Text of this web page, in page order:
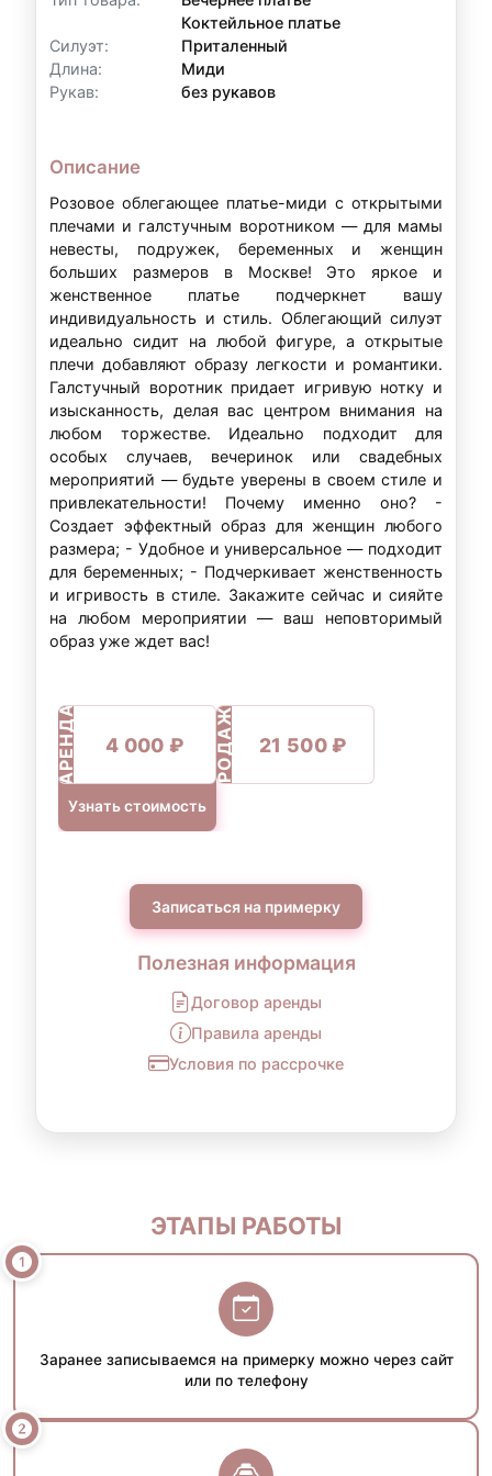
Коктейльное платье
Силуэт:
Приталенный
Длина:
Миди
Рукав:
без рукавов
Описание
Розовое облегающее платье-миди с открытыми
плечами и галстучным воротником — для мамы
невесты, подружек, беременных и женщин
больших размеров в Москве! Это яркое и
женственное платье подчеркнет вашу
индивидуальность и стиль. Облегающий силуэт
идеально сидит на любой фигуре, а открытые
плечи добавляют образу легкости и романтики.
Галстучный воротник придает игривую нотку и
изысканность, делая вас центром внимания на
любом торжестве. Идеально подходит для
особых случаев, вечеринок или свадебных
мероприятий — будьте уверены в своем стиле и
привлекательности! Почему именно оно? -
Создает эффектный образ для женщин любого
размера; - Удобное и универсальное — подходит
для беременных; - Подчеркивает женственность
и игривость в стиле. Закажите сейчас и сияйте
на любом мероприятии — ваш неповторимый
образ уже ждет вас!
АРЕНДА 4 000 ₽
Узнать стоимость
ПРОДАЖА 21 500 ₽
Записаться на примерку
Полезная информация
Договор аренды
Правила аренды
Условия по рассрочке
ЭТАПЫ РАБОТЫ
Заранее записываемся на примерку можно через сайт
или по телефону
Контакты для уточнения:
По всем вопросам, связанным с
оформлением рассрочки, вы можете
Телефон:
WhatsApp: +7 (903) 718-28-15
Режим работы:
вт–вс: 11:00–20:00
Примечание:Условия рассрочки могут
варьироваться в зависимости от суммы аренды
и индивидуальных обстоятельств. Точные
условия уточняйте у наших менеджеров.